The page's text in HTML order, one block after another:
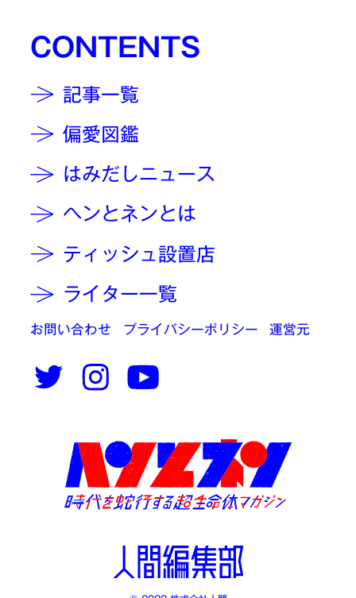
CONTENTS
記事一覧
偏愛図鑑
はみだしニュース
ヘンとネンとは
ティッシュ設置店
ライター一覧
お問い合わせ プライバシーポリシー 運営元